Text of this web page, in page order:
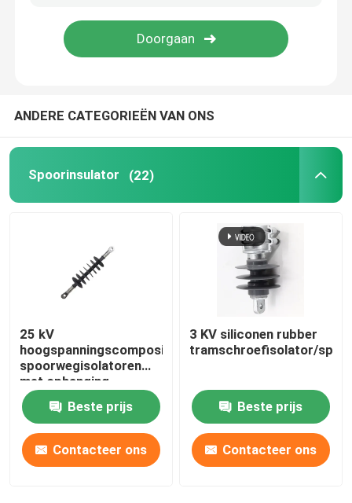
verwijderde zekering
Geïsoleerde steiger
Pultrusieprofiel van glasvezel
ANDERE CATEGORIEËN VAN ONS
Spoorinsulator (22)
25 kV
hoogspanningscompositief
spoorwegisolatoren
met ophanging
Beste prijs
Contacteer ons
3 KV siliconen rubber
tramschroefisolator/
Beste prijs
Contacteer ons